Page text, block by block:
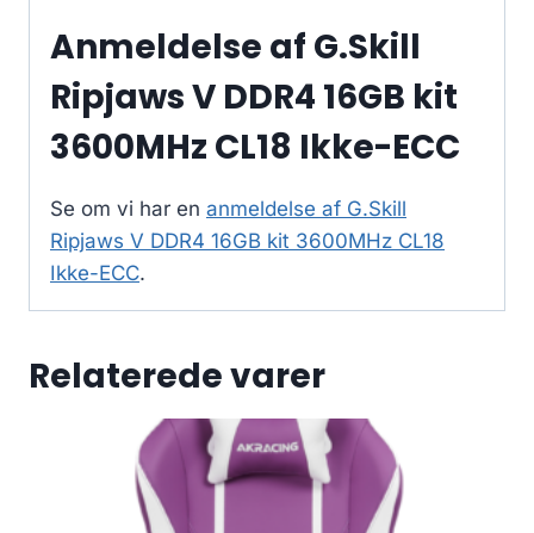
Anmeldelse af G.Skill
Ripjaws V DDR4 16GB kit
3600MHz CL18 Ikke-ECC
Se om vi har en anmeldelse af G.Skill
Ripjaws V DDR4 16GB kit 3600MHz CL18
Ikke-ECC.
Relaterede varer